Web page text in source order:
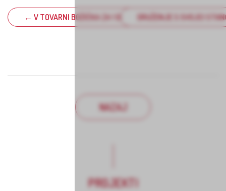
← V TOVARNI BOŽIČKA ZA 1 DAN DRUŽENJE S SVOJCI
NAZAJ
PROJEKTI